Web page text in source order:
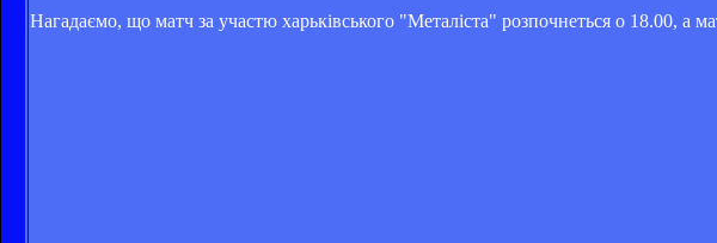
Нагадаємо, що матч за участю харьківського "Металіста" розпочнеться о 18.00, а